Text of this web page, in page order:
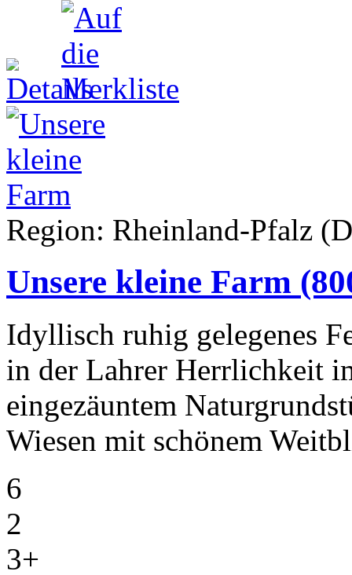
Region: Rheinland-Pfalz
Unsere kleine Farm
Idyllisch ruhig gelegenes
in der Lahrer Herrlichkeit
eingezäuntem
Wiesen mit schönem
6
2
3+